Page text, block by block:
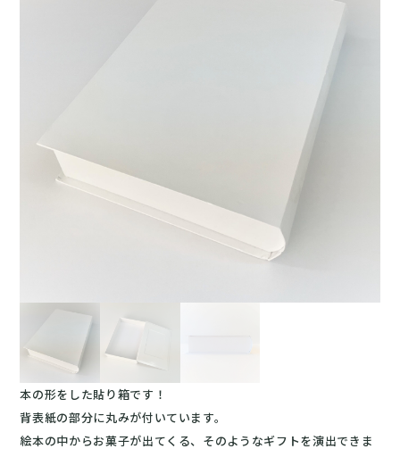
本の形をした貼り箱です！
背表紙の部分に丸みが付いています。
絵本の中からお菓子が出てくる、そのようなギフトを演出できま